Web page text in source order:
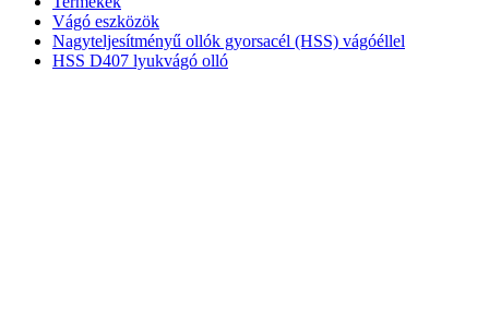
Vágó eszközök
Nagyteljesítményű ollók gyorsacél (HSS) vágóéllel
HSS D407 lyukvágó olló